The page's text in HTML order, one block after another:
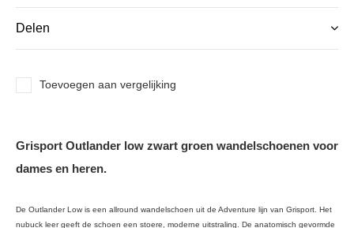
Delen
Toevoegen aan vergelijking
Grisport Outlander low zwart groen wandelschoenen voor
dames en heren.
De Outlander Low is een allround wandelschoen uit de Adventure lijn van Grisport. Het
nubuck leer geeft de schoen een stoere, moderne uitstraling. De anatomisch gevormde